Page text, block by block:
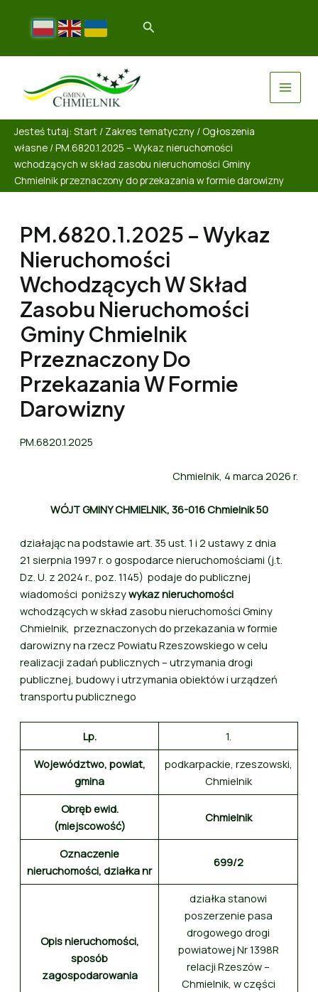
Jesteś tutaj: Start / Zakres tematyczny / Ogłoszenia
własne /PM.6820.1.2025 – Wykaz nieruchomości
wchodzących w skład zasobu nieruchomości Gminy
Chmielnik przeznaczony do przekazania w formie darowizny
PM.6820.1.2025 – Wykaz
Nieruchomości
Wchodzących W Skład
Zasobu Nieruchomości
Gminy Chmielnik
Przeznaczony Do
Przekazania W Formie
Darowizny
PM.6820.1.2025
Chmielnik, 4 marca 2026 r.
WÓJT GMINY CHMIELNIK, 36-016 Chmielnik 50
działając na podstawie art. 35 ust. 1 i 2 ustawy z dnia
21 sierpnia 1997 r. o gospodarce nieruchomościami (j.t.
Dz. U. z 2024 r., poz. 1145) podaje do publicznej
wiadomości poniższywykaz nieruchomości
wchodzących w skład zasobu nieruchomości Gminy
Chmielnik, przeznaczonych do przekazania w formie
darowizny na rzecz Powiatu Rzeszowskiego w celu
realizacji zadań publicznych – utrzymania drogi
publicznej, budowy i utrzymania obiektów i urządzeń
transportu publicznego
Lp.
1.
Województwo, powiat,
gmina
podkarpackie, rzeszowski,
Chmielnik
Obręb ewid.
(miejscowość)
Chmielnik
Oznaczenie
nieruchomości, działka nr
699/2
Opis nieruchomości,
sposób
zagospodarowania
działka stanowi
poszerzenie pasa
drogowego drogi
powiatowej Nr 1398R
relacji Rzeszów –
Chmielnik, w części